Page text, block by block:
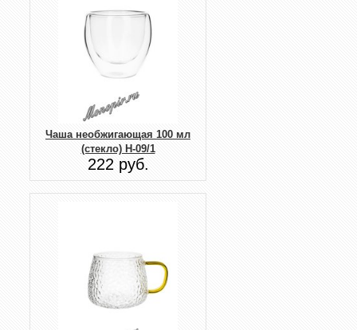
Чаша необжигающая 100 мл
(стекло) H-09/1
222 руб.